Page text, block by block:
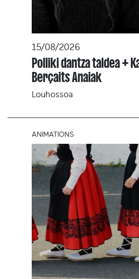
15/08/2026
Polliki dantza taldea +
Berçaits Anaiak
Louhossoa
ANIMATIONS